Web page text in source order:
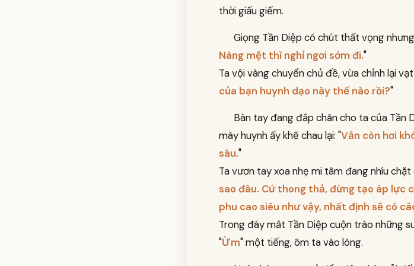
thời giấu giếm.
Giọng Tần Diệp có chút thất vọng
Nàng mệt thì nghỉ ngơi sớm đi."
Ta vội vàng chuyển chủ đề, vừa chỉnh lại
của bạn huynh dạo này thế nào rồi?"
Bàn tay đang đắp chăn cho ta của Tần
mày huynh ấy khẽ chau lại: "Vẫn còn hơi
sâu."
Ta vươn tay xoa nhẹ mi tâm đang nhíu chặt
sao đâu. Cứ thong thả, đừng tạo áp lực
phu cao siêu như vậy, nhất định sẽ có
Trong đáy mắt Tần Diệp cuộn trào những
"Ừm" một tiếng, ôm ta vào lòng.